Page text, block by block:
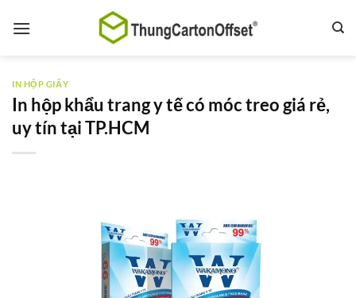
qua
IN HỘP GIẤY
In hộp khẩu trang y tế có móc treo giá rẻ,
uy tín tại TP.HCM